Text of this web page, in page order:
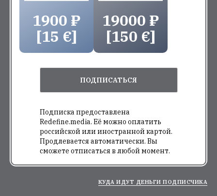
1900 ₽
[15 €]
19000 ₽
[150 €]
ПОДПИСАТЬСЯ
Подписка предоставлена
Redefine.media. Её можно оплатить
российской или иностранной картой.
Продлевается автоматически. Вы
сможете отписаться в любой момент.
КУДА ИДУТ ДЕНЬГИ ПОДПИСЧИКА